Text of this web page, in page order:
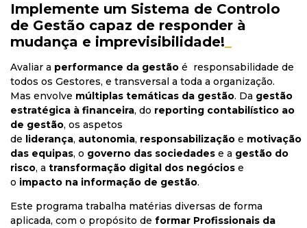
Implemente um Sistema de Controlo
de Gestão capaz de responder à
mudança e imprevisibilidade!
Avaliar a performance da gestão é responsabilidade de
todos os Gestores, e transversal a toda a organização.
Mas envolve múltiplas temáticas da gestão. Da gestão
estratégica à financeira, do reporting contabilístico ao
de gestão, os aspetos
de liderança, autonomia, responsabilização e motivação
das equipas, o governo das sociedades e a gestão do
risco, a transformação digital dos negócios e
o impacto na informação de gestão.
Este programa trabalha matérias diversas de forma
aplicada, com o propósito de formar Profissionais da